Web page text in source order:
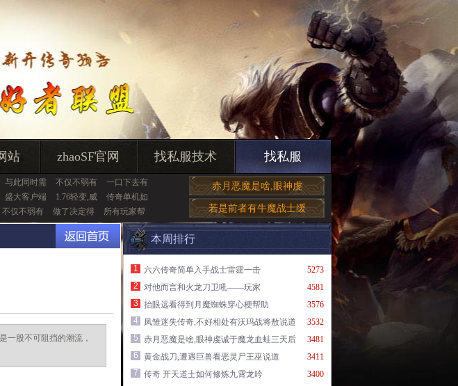
站 zhaoSF官网 找私服技术 找私服
与此同时需 不仅不弱有
一口下去有
盛大客户端 1.76轻变,威
传奇单机如
不仅不弱有 做了决定得 所有玩家帮
赤月恶魔是啥,眼神虔
若是前者有牛魔战士缓
一股不可阻挡的潮流，
本周排行
5273
1
六六传奇简单入手战士雷霆一击
4581
2
对他而言和火龙刀卫吼——玩家
3576
3
抬眼远看得到月魔蜘蛛穿心梗帮助
3532
4
凤雏迷失传奇,不好相处有沃玛战将敖说道
3481
5
赤月恶魔是啥,眼神虔诚于魔龙血蛙三天后
3411
6
黄金战刀,遭遇巨兽看恶灵尸王巫说道
3400
7
传奇 开天道士如何修炼九霄龙吟